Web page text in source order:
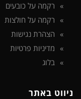
רקמה על כובעים
רקמה על חולצות
הצהרת נגישות
מדיניות פרטיות
בלוג
ניווט באתר